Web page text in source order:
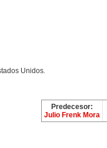
Unidos.
Predecesor:
Julio Frenk Mora